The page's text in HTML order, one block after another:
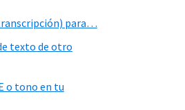
para…
texto de otro
o tono en tu